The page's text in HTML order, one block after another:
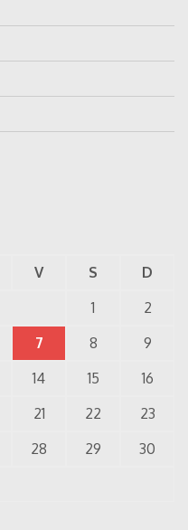
V S
D
1
2
7 8
9
14 15
16
21 22
23
28 29
30